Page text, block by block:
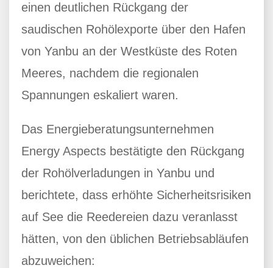
einen deutlichen Rückgang der
saudischen Rohölexporte über den Hafen
von Yanbu an der Westküste des Roten
Meeres, nachdem die regionalen
Spannungen eskaliert waren.
Das Energieberatungsunternehmen
Energy Aspects bestätigte den Rückgang
der Rohölverladungen in Yanbu und
berichtete, dass erhöhte Sicherheitsrisiken
auf See die Reedereien dazu veranlasst
hätten, von den üblichen Betriebsabläufen
abzuweichen: